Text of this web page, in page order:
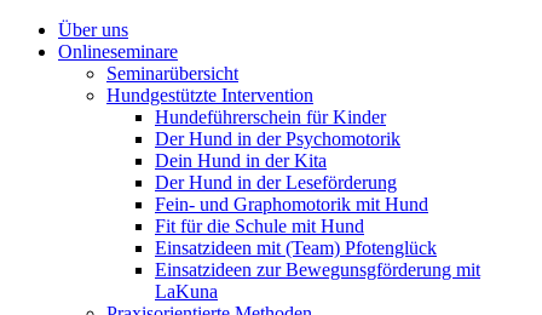
Über uns
Onlineseminare
Seminarübersicht
Hundgestützte Intervention
Hundeführerschein für Kinder
Der Hund in der Psychomotorik
Dein Hund in der Kita
Der Hund in der Leseförderung
Fein- und Graphomotorik mit Hund
Fit für die Schule mit Hund
Einsatzideen mit (Team) Pfotenglück
Einsatzideen zur Bewegunsgförderung mit
LaKuna